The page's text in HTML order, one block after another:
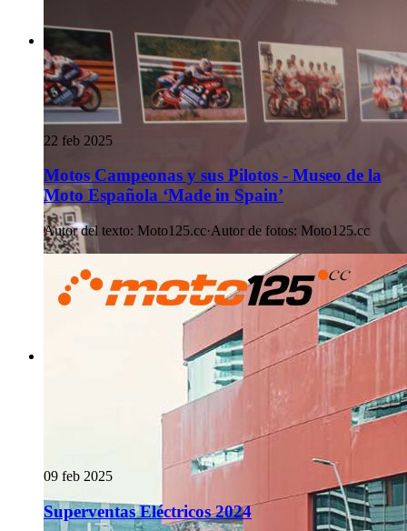
22 feb 2025
Motos Campeonas y sus Pilotos - Museo de la
Moto Española ‘Made in Spain’
Autor del texto: Moto125.cc·Autor de fotos: Moto125.cc
09 feb 2025
Superventas Eléctricos 2024